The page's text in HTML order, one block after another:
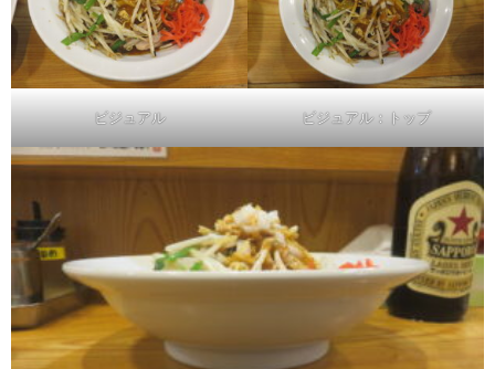
ビジュアル ビジュアル：トップ